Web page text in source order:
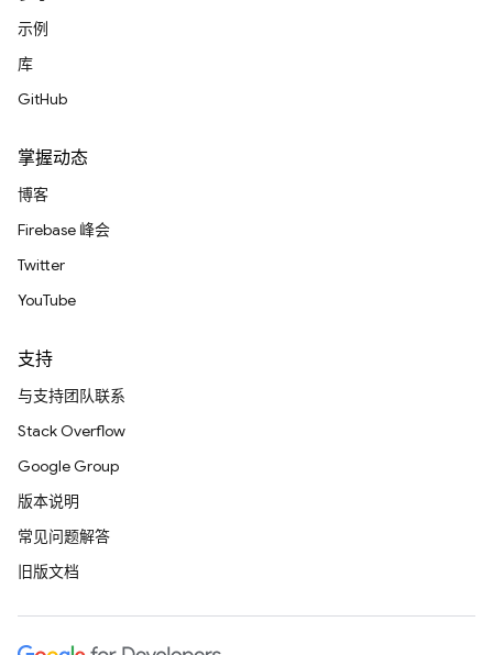
示例
库
GitHub
掌握动态
博客
Firebase 峰会
Twitter
YouTube
支持
与支持团队联系
Stack Overflow
Google Group
版本说明
常见问题解答
旧版文档